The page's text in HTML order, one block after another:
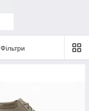
Фільтри